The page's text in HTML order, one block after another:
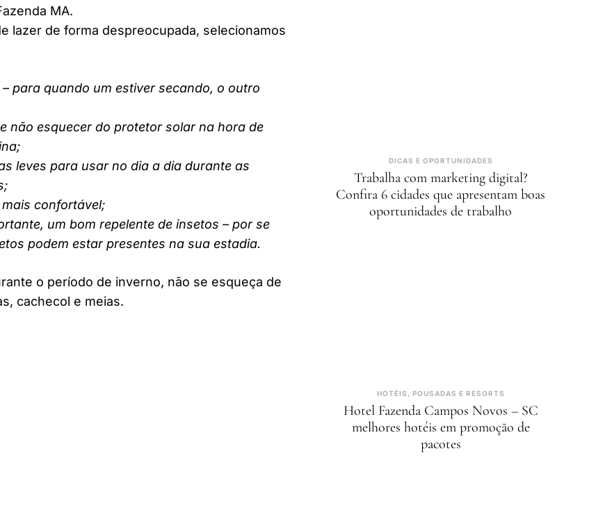
MA.
lazer de forma despreocupada, selecionamos
– para quando um estiver secando, o outro
não esquecer do protetor solar na hora de
leves para usar no dia a dia durante as
confortável;
um bom repelente de insetos – por se
podem estar presentes na sua estadia.
o período de inverno, não se esqueça de
cachecol e meias.
DICAS E OPORTUNIDADES
Trabalha com marketing digital?
Confira 6 cidades que apresentam boas
oportunidades de trabalho
HOTÉIS, POUSADAS E RESORTS
Hotel Fazenda Campos Novos – SC
melhores hotéis em promoção de
pacotes